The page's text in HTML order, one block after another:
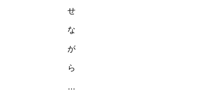
せ
な
が
ら
…